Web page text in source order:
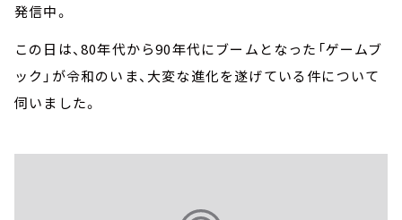
発信中。
この日は、80年代から90年代にブームとなった「ゲームブ
ック」が令和のいま、大変な進化を遂げている件について
伺いました。